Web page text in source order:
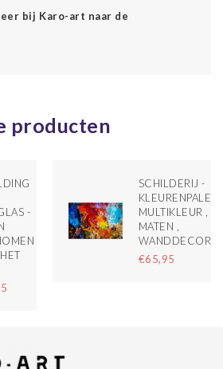
bij Karo-art naar de
producten
-
SCHILDERIJ -
KLEURENPALET ,
MULTIKLEUR , 3
MATEN ,
€65,95